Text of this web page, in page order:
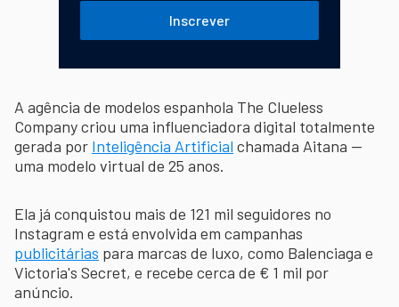
Inscrever
A agência de modelos espanhola The Clueless
Company criou uma influenciadora digital totalmente
gerada por Inteligência Artificial chamada Aitana —
uma modelo virtual de 25 anos.
Ela já conquistou mais de 121 mil seguidores no
Instagram e está envolvida em campanhas
publicitárias para marcas de luxo, como Balenciaga e
Victoria's Secret, e recebe cerca de € 1 mil por
anúncio.